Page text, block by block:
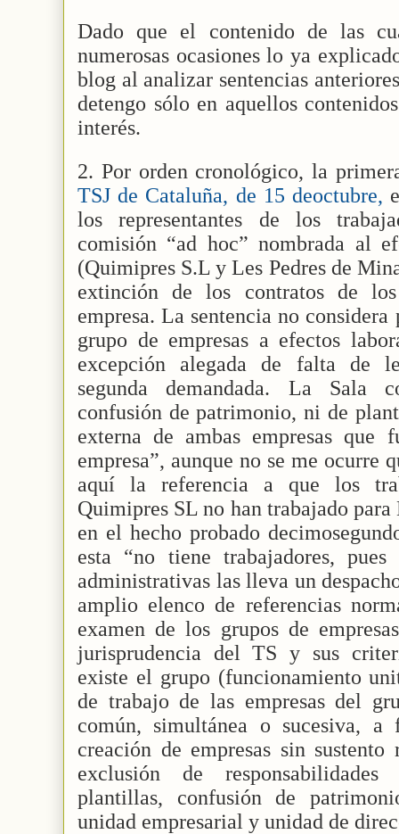
Dado que el contenido de las
numerosas ocasiones lo ya
blog al analizar sentencias
detengo sólo en aquellos
interés.
2. Por orden cronológico, la
TSJ de Cataluña, de 15 deoctubre,
los representantes de los
comisión “ad hoc” nombrada al
(Quimipres S.L y Les Pedres de
extinción de los contratos de
empresa. La sentencia no
grupo de empresas a efectos
excepción alegada de falta de
segunda demandada. La Sala
confusión de patrimonio, ni de
externa de ambas empresas que
empresa”, aunque no se me ocurre
aquí la referencia a que los
Quimipres SL no han trabajado
en el hecho probado
esta “no tiene trabajadores,
administrativas las lleva un
amplio elenco de referencias
examen de los grupos de
jurisprudencia del TS y sus
existe el grupo (funcionamiento
de trabajo de las empresas del
común, simultánea o sucesiva, a
creación de empresas sin
exclusión de
plantillas, confusión de
unidad empresarial y unidad de